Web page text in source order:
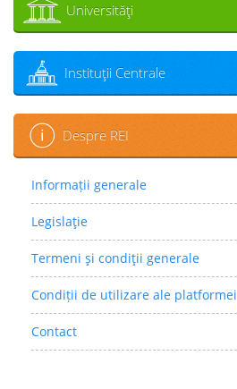
Universităţi
Instituţii Centrale
Despre REI
Informații generale
Legislaţie
Termeni şi condiţii generale
Condiții de utilizare ale platformei
Contact